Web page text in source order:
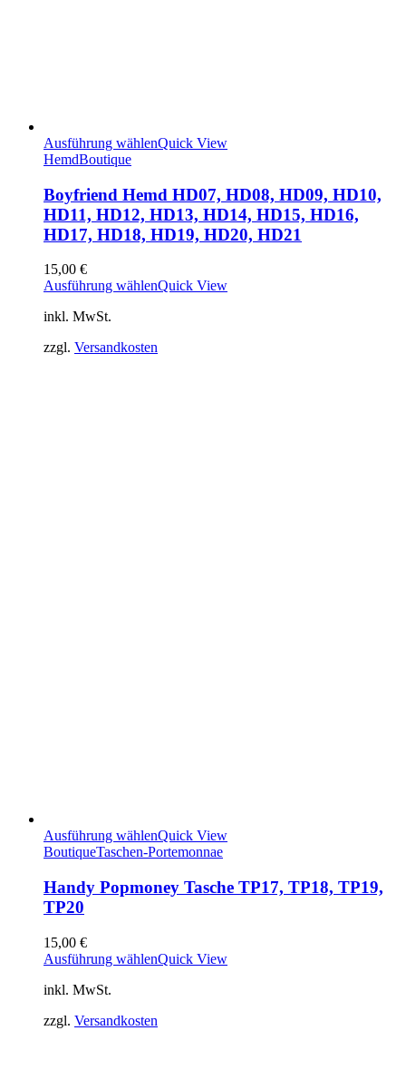
Ausführung wählenQuick View
HemdBoutique
Boyfriend Hemd HD07, HD08, HD09, HD10,
HD11, HD12, HD13, HD14, HD15, HD16,
HD17, HD18, HD19, HD20, HD21
15,00 €
Ausführung wählenQuick View
inkl. MwSt.
zzgl. Versandkosten
Ausführung wählenQuick View
BoutiqueTaschen-Portemonnae
Handy Popmoney Tasche TP17, TP18, TP19,
TP20
15,00 €
Ausführung wählenQuick View
inkl. MwSt.
zzgl. Versandkosten